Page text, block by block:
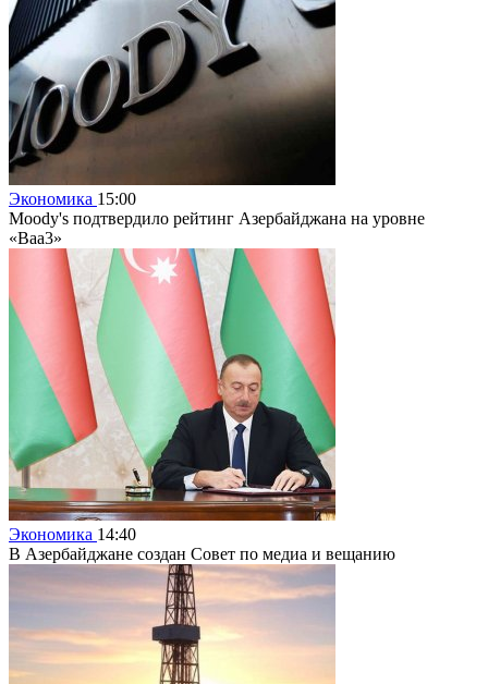
Экономика 15:00
Moody's подтвердило рейтинг Азербайджана на уровне
«Baa3»
Экономика 14:40
В Азербайджане создан Совет по медиа и вещанию